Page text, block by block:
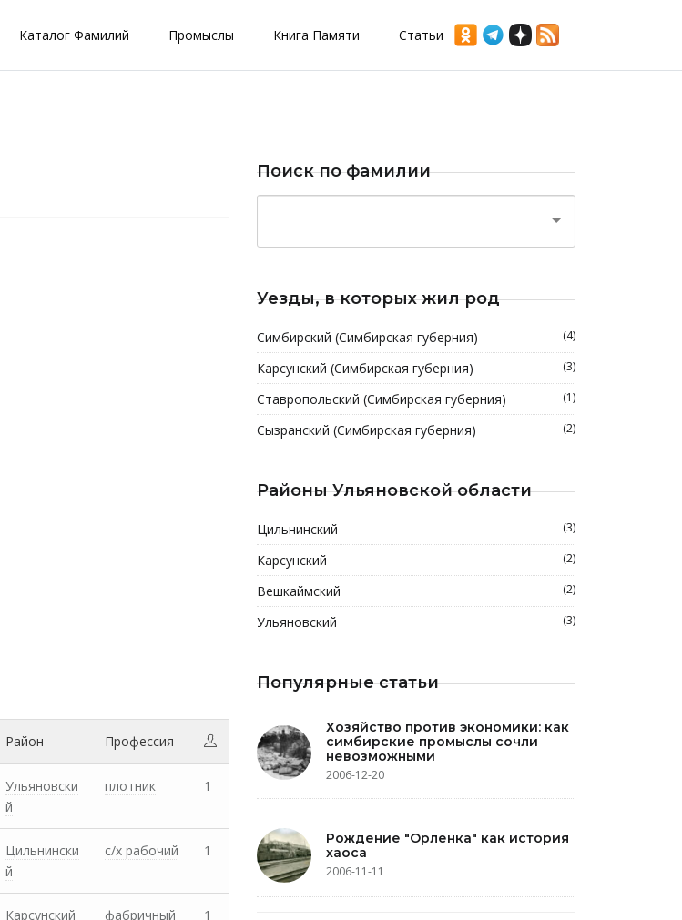
Каталог Фамилий Промыслы Книга Памяти Статьи
Район Профессия
Ульяновски
й
плотник 1
Цильнински
й
с/х рабочий 1
Карсунский фабричный 1
Поиск по фамилии
Уезды, в которых жил род
Симбирский (Симбирская губерния) (4)
Карсунский (Симбирская губерния) (3)
Ставропольский (Симбирская губерния) (1)
Сызранский (Симбирская губерния) (2)
Районы Ульяновской области
Цильнинский (3)
Карсунский (2)
Вешкаймский (2)
Ульяновский (3)
Популярные статьи
Хозяйство против экономики: как
симбирские промыслы сочли
невозможными
2006-12-20
Рождение "Орленка" как история
хаоса
2006-11-11